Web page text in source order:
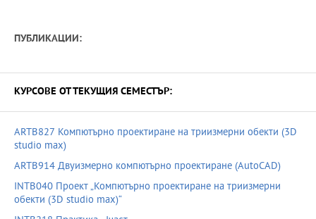
ПУБЛИКАЦИИ:
КУРСОВЕ ОТ ТЕКУЩИЯ СЕМЕСТЪР:
ARTB827 Компютърно проектиране на триизмерни обекти (3D
studio max)
ARTB914 Двуизмерно компютърно проектиране (AutoCAD)
INTB040 Проект „Компютърно проектиране на триизмерни
обекти (3D studio max)“